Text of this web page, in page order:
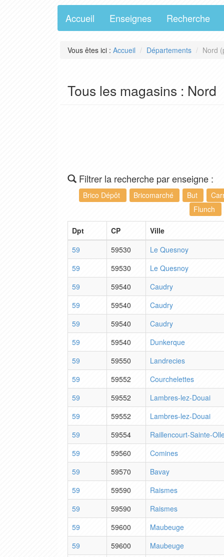
Accueil Enseignes Recherche
Vous êtes ici : Accueil Départements Nord
Tous les magasins : Nord
Filtrer la recherche par enseigne :
Brico Dépôt Bricomarché But
Flunch
Dpt CP
Ville
59
59530
Le Quesnoy
59
59530
Le Quesnoy
59
59540
Caudry
59
59540
Caudry
59
59540
Caudry
59
59540
Dunkerque
59
59550
Landrecies
59
59552
Courchelettes
59
59552
Lambres-lez-Douai
59
59552
Lambres-lez-Douai
59
59554
Raillencourt-Sainte-
59
59560
Comines
59
59570
Bavay
59
59590
Raismes
59
59590
Raismes
59
59600
Maubeuge
59
59600
Maubeuge